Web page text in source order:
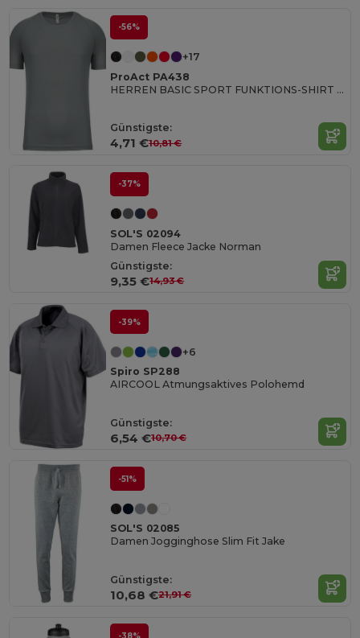
-56%
+17
ProAct PA438
HERREN BASIC SPORT FUNKTIONS-SHIRT KURZARM
Günstigste:
4,71 €10,81 €
-37%
SOL'S 02094
Damen Fleece Jacke Norman
Günstigste:
9,35 €14,93 €
-39%
+6
Spiro SP288
AIRCOOL Atmungsaktives Polohemd
Günstigste:
6,54 €10,70 €
-51%
SOL'S 02085
Damen Jogginghose Slim Fit Jake
Günstigste:
10,68 €21,91 €
-38%